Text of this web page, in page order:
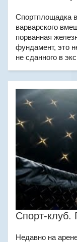
Спортплощадка
варварского
порванная
фундамент, это
не сданного в
Спорт-клуб.
Недавно на